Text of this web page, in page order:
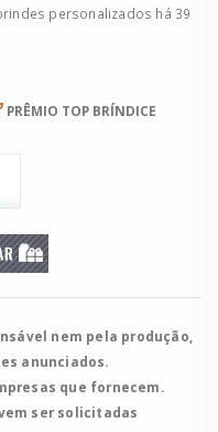
personalizados há 39
PRÊMIO TOP BRÍNDICE
nem pela produção,
anunciados.
que fornecem.
ser solicitadas